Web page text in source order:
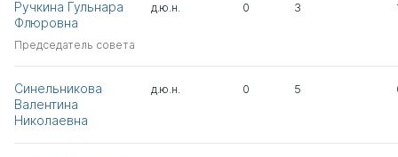
Ручкина Гульнара
Флюровна
Председатель совета
д.ю.н. 0 3
Синельникова
Валентина
Николаевна
д.ю.н. 0 5